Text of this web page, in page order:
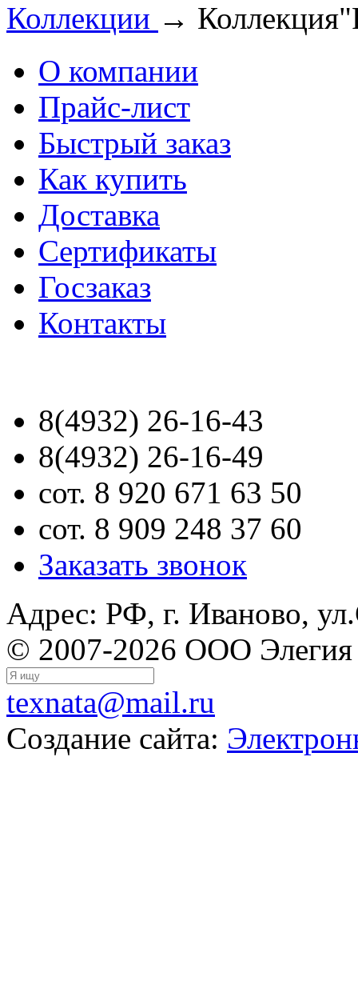
Коллекции →
О компании
Прайс-лист
Быстрый заказ
Как купить
Доставка
Сертификаты
Госзаказ
Контакты
8(4932) 26-16-43
8(4932) 26-16-49
сот. 8 920 671 63 50
сот. 8 909 248 37 60
Заказать звонок
Адрес: РФ, г. Иваново,
© 2007-2026 ООО Элегия
texnata@mail.ru
Создание сайта: